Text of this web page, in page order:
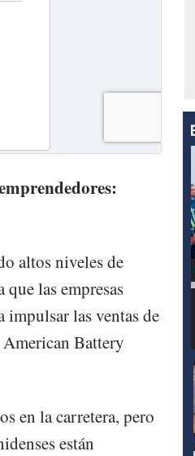
altos niveles de
las empresas
impulsar las ventas de
Battery
en la carretera, pero
están